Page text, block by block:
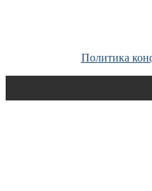
Политика